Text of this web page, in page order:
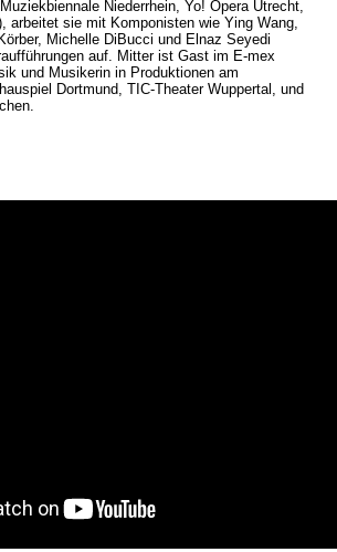
Niederrhein, Yo! Opera Utrecht,
arbeitet sie mit Komponisten wie Ying Wang,
Michelle DiBucci und Elnaz Seyedi
auf. Mitter ist Gast im E-mex
und Musikerin in Produktionen am
Dortmund, TIC-Theater Wuppertal, und